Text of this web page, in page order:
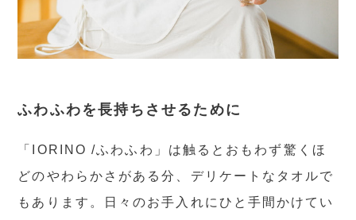
ふわふわを長持ちさせるために
「IORINO /ふわふわ」は触るとおもわず驚くほ
どのやわらかさがある分、デリケートなタオルで
もあります。日々のお手入れにひと手間かけてい